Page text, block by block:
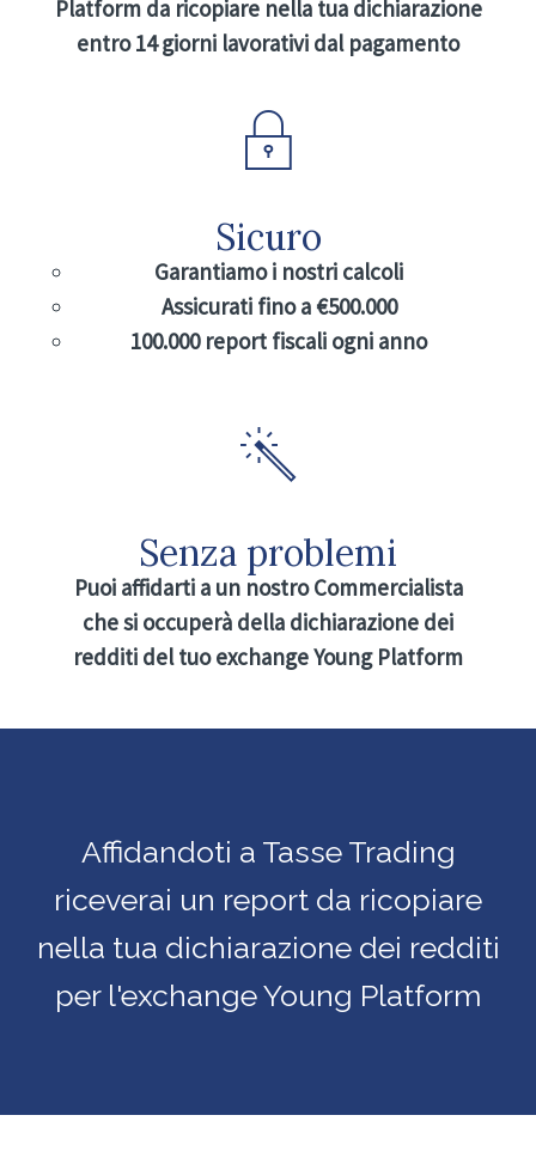
Platform da ricopiare nella tua dichiarazione
entro 14 giorni lavorativi dal pagamento
Sicuro
Garantiamo i nostri calcoli
Assicurati fino a €500.000
100.000 report fiscali ogni anno
Senza problemi
Puoi affidarti a un nostro Commercialista
che si occuperà della dichiarazione dei
redditi del tuo exchange Young Platform
Affidandoti a Tasse Trading
riceverai un report da ricopiare
nella tua dichiarazione dei redditi
per l'exchange Young Platform